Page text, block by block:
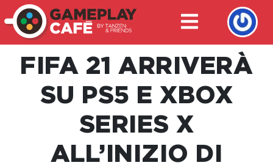
FIFA 21 ARRIVERÀ
SU PS5 E XBOX
SERIES X
ALL’INIZIO DI